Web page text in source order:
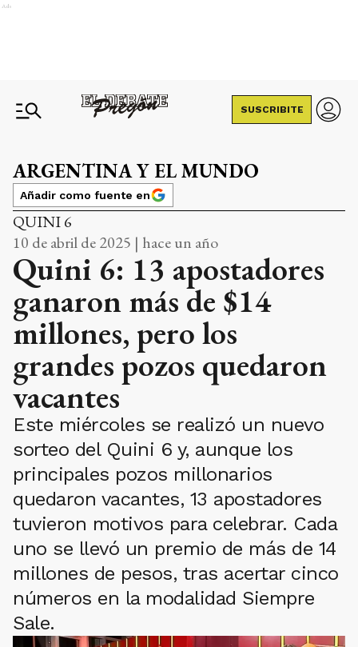
Ads
SUSCRIBITE
ARGENTINA Y EL MUNDO
Añadir como fuente en
QUINI 6
10 de abril de 2025 | hace un año
Quini 6: 13 apostadores
ganaron más de $14
millones, pero los
grandes pozos quedaron
vacantes
Este miércoles se realizó un nuevo
sorteo del Quini 6 y, aunque los
principales pozos millonarios
quedaron vacantes, 13 apostadores
tuvieron motivos para celebrar. Cada
uno se llevó un premio de más de 14
millones de pesos, tras acertar cinco
números en la modalidad Siempre
Sale.